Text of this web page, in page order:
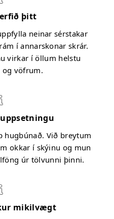
þitt
neinar sérstakar
í annarskonar skrár.
virkar í öllum helstu
vöfrum.
hugbúnað. Við breytum
okkar í skýinu og mun
úr tölvunni þinni.
mikilvægt